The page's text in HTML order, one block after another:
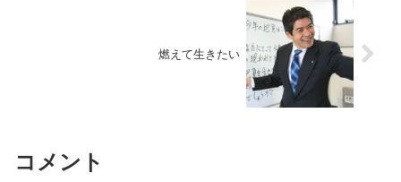
燃えて生きたい
コメント